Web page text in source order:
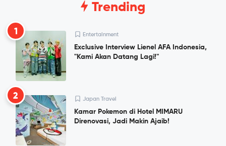
Trending
1 Entertainment
Exclusive Interview Lienel AFA Indonesia,
"Kami Akan Datang Lagi!"
2 Japan Travel
Kamar Pokemon di Hotel MIMARU
Direnovasi, Jadi Makin Ajaib!